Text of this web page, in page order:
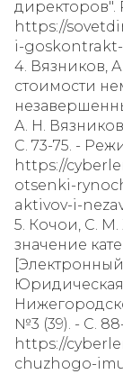
директоров".
https://
i-
4. Вязников,
стоимости
А. Н.
С. 73-75. -
https://
otsenki-
aktivov-i-
5. Кочои, С.
значение
Юридическая
№3 (39). - С.
https://
chuzhogo-